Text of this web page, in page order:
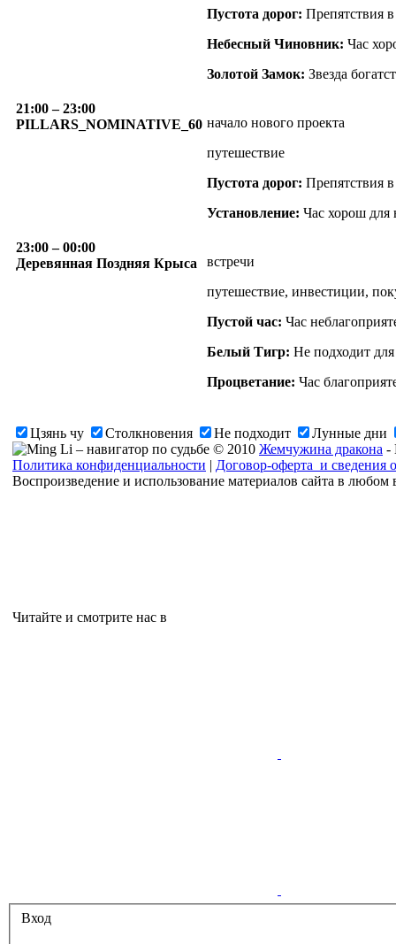
Пустота дорог: Препятствия
Небесный Чиновник: Час
Золотой Замок: Звезда
21:00– 23:00
PILLARS_NOMINATIVE_60 начало нового проекта
путешествие
Пустота дорог: Препятствия
Установление: Час хорош для
23:00– 00:00
Деревянная Поздняя Крыса
встречи
путешествие, инвестиции,
Пустой час: Час
Белый Тигр: Не подходит
Процветание: Час
Цзянь чу Столкновения Не подходит
Лунные дни
© 2010 Жемчужина дракона -
Политика конфиденциальности | Договор-оферта и сведения
Воспроизведение и использование материалов сайта в
Читайте и смотрите нас в
Вход